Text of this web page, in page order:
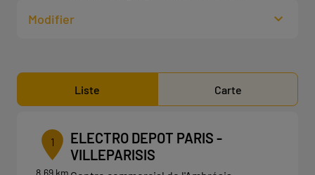
Modifier
Liste Carte
1
8.69 km
ELECTRO DEPOT PARIS -
VILLEPARISIS